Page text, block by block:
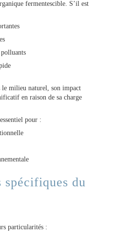
fermentescible. S’il est
polluants
le milieu naturel, son impact
en raison de sa charge
pour :
spécifiques du
particularités :